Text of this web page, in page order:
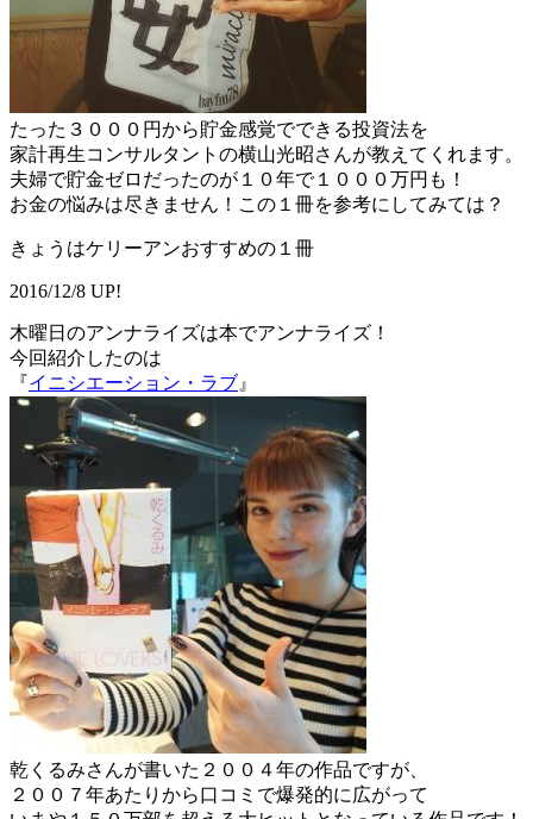
たった３０００円から貯金感覚でできる投資法を
家計再生コンサルタントの横山光昭さんが教えてくれます。
夫婦で貯金ゼロだったのが１０年で１０００万円も！
お金の悩みは尽きません！この１冊を参考にしてみては？
きょうはケリーアンおすすめの１冊
2016/12/8 UP!
木曜日のアンナライズは本でアンナライズ！
今回紹介したのは
『イニシエーション・ラブ 』
乾くるみさんが書いた２００４年の作品ですが、
２００７年あたりから口コミで爆発的に広がって